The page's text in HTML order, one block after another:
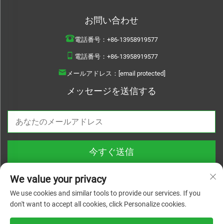
お問い合わせ
電話番号： +86-13958919577
電話番号： +86-13958919577
メールアドレス： [email protected]
メッセージを送信する
今すぐ送信
We value your privacy
We use cookies and similar tools to provide our services. If you
don't want to accept all cookies, click Personalize cookies.